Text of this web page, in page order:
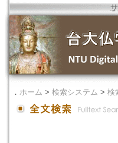
． ホーム > 検索システム > 検